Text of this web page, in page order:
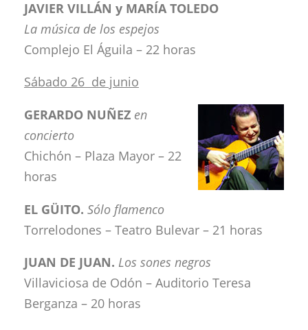
JAVIER VILLÁN y MARÍA TOLEDO
La música de los espejos
Complejo El Águila – 22 horas
Sábado 26 de junio
GERARDO NUÑEZ en
concierto
Chichón – Plaza Mayor – 22
horas
EL GÜITO. Sólo flamenco
Torrelodones – Teatro Bulevar – 21 horas
JUAN DE JUAN. Los sones negros
Villaviciosa de Odón – Auditorio Teresa
Berganza – 20 horas